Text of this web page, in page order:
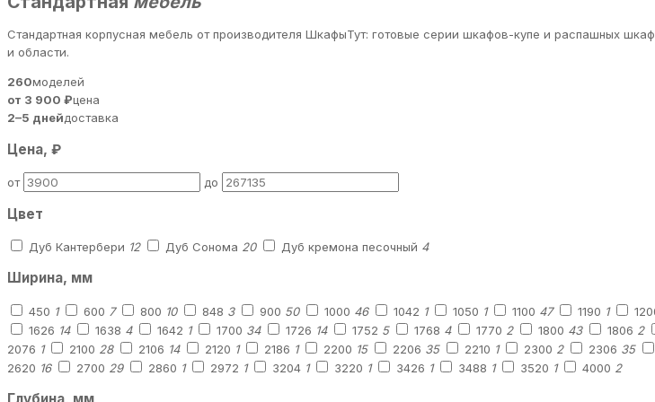
Стандартная корпусная мебель от производителя ШкафыТут: готовые серии шкафов-купе и распашных
и области.
260моделей
от 3 900 ₽цена
2–5 днейдоставка
Цена, ₽
от до
Цвет
Дуб Кантербери 12 Дуб Сонома 20 Дуб кремона песочный 4
Ширина, мм
450 1 600 7 800 10 848 3 900 50 1000 46 1042 1 1050 1 1100 47 1190 1
1626 14 1638 4 1642 1 1700 34 1726 14 1752 5 1768 4 1770 2 1800 43 1806 2
2076 1 2100 28 2106 14 2120 1 2186 1 2200 15 2206 35 2210 1 2300 2 2306 35
2620 16 2700 29 2860 1 2972 1 3204 1 3220 1 3426 1 3488 1 3520 1 4000 2